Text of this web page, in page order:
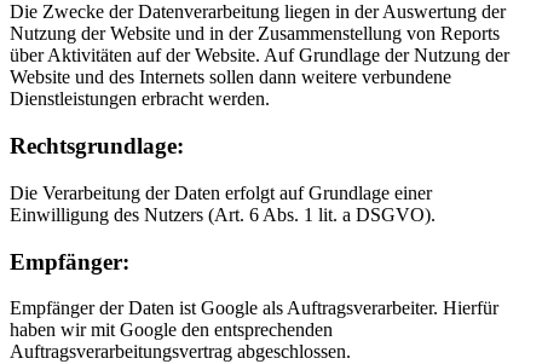
Die Zwecke der Datenverarbeitung liegen in der Auswertung der
Nutzung der Website und in der Zusammenstellung von Reports
über Aktivitäten auf der Website. Auf Grundlage der Nutzung der
Website und des Internets sollen dann weitere verbundene
Dienstleistungen erbracht werden.
Rechtsgrundlage:
Die Verarbeitung der Daten erfolgt auf Grundlage einer
Einwilligung des Nutzers (Art. 6 Abs. 1 lit. a DSGVO).
Empfänger:
Empfänger der Daten ist Google als Auftragsverarbeiter. Hierfür
haben wir mit Google den entsprechenden
Auftragsverarbeitungsvertrag abgeschlossen.